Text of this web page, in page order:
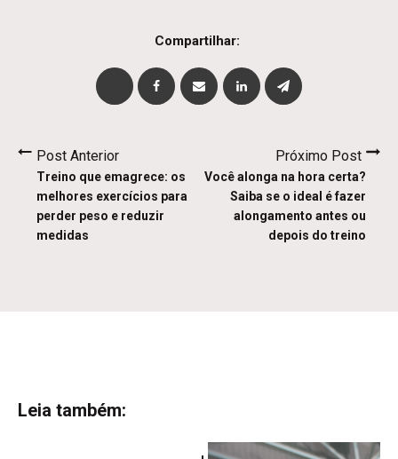
Compartilhar:
Post Anterior
Treino que emagrece: os
melhores exercícios para
perder peso e reduzir
medidas
Próximo Post
Você alonga na hora certa?
Saiba se o ideal é fazer
alongamento antes ou
depois do treino
Leia também: